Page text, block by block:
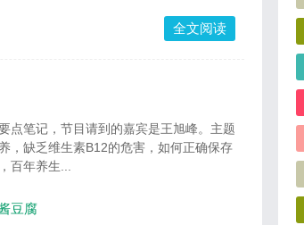
全文阅读
点笔记，节目请到的嘉宾是王旭峰。主题
，缺乏维生素B12的危害，如何正确保存
百年养生...
豆腐